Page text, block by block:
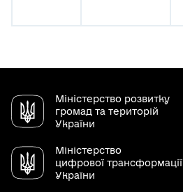
Міністерство розвитку
громад та територій
України
Міністерство
цифрової трансформації
України